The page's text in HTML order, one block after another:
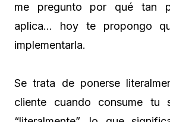
me pregunto por qué tan
aplica… hoy te propongo
implementarla.
Se trata de ponerse
cliente cuando consume tu